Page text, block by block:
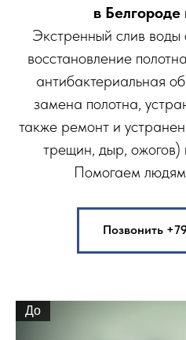
в Белгороде
Экстренный слив воды
восстановление
антибактериальная
замена полотна,
также ремонт и
трещин, дыр, ожогов)
Помогаем
Позвонить
До